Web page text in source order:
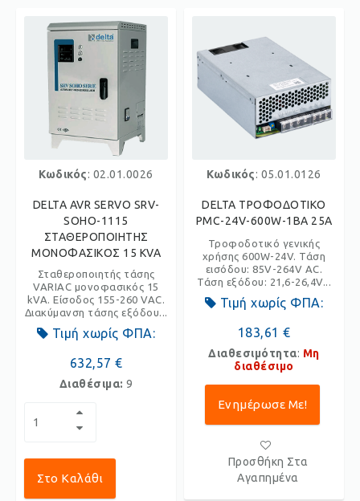
Κωδικός: 02.01.0026
DELTA AVR SERVO SRV-
SOHO-1115
ΣΤΑΘΕΡΟΠΟΙΗΤΗΣ
ΜΟΝΟΦΑΣΙΚΟΣ 15 KVA
Σταθεροποιητής τάσης
VARIAC μονοφασικός 15
kVA. Είσοδος 155-260 VAC.
Διακύμανση τάσης εξόδου...
Τιμή χωρίς ΦΠΑ:
632,57 €
Διαθέσιμα: 9
Στο Καλάθι
Κωδικός: 05.01.0126
DELTA ΤΡΟΦΟΔΟΤΙΚΟ
PMC-24V-600W-1BA 25A
Τροφοδοτικό γενικής
χρήσης 600W-24V. Τάση
εισόδου: 85V-264V AC.
Τάση εξόδου: 21,6-26,4V...
Τιμή χωρίς ΦΠΑ:
183,61 €
Διαθεσιμότητα: Μη
διαθέσιμο
Ενημέρωσε Με!
Προσθήκη Στα
Αγαπημένα